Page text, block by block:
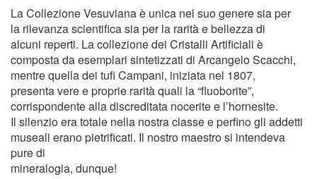
La Collezione Vesuviana è unica nel suo genere sia per
la rilevanza scientifica sia per la rarità e bellezza di
alcuni reperti. La collezione dei Cristalli Artificiali è
composta da esemplari sintetizzati di Arcangelo Scacchi,
mentre quella dei tufi Campani, iniziata nel 1807,
presenta vere e proprie rarità quali la “fluoborite”,
corrispondente alla discreditata nocerite e l’hornesite.
Il silenzio era totale nella nostra classe e perfino gli addetti
museali erano pietrificati. Il nostro maestro si intendeva
pure di
mineralogia, dunque!